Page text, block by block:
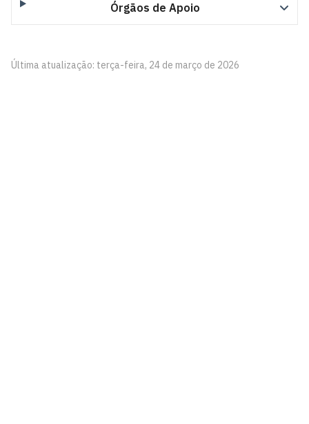
Órgãos de Apoio
Última atualização: terça-feira, 24 de março de 2026